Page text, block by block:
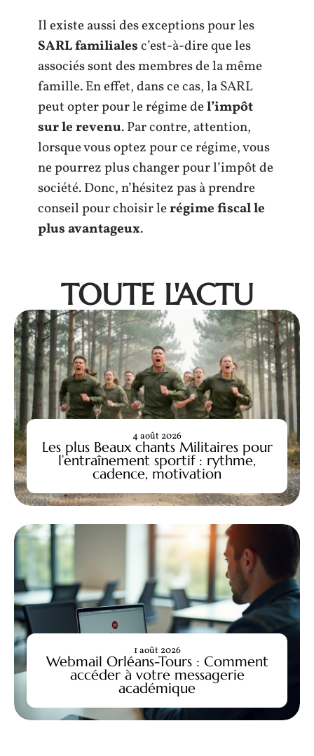
Il existe aussi des exceptions pour les
SARL familialesc’est-à-dire que les
associés sont des membres de la même
famille. En effet, dans ce cas, la SARL
peut opter pour le régime del’impôt
sur le revenu. Par contre, attention,
lorsque vous optez pour ce régime, vous
ne pourrez plus changer pour l’impôt de
société. Donc, n’hésitez pas à prendre
conseil pour choisir lerégime fiscal le
plus avantageux.
TOUTE L'ACTU
Les plus Beaux chants Militaires pour
l’entraînement sportif : rythme,
cadence, motivation
4 août 2026
Webmail Orléans-Tours : Comment
accéder à votre messagerie
académique
1 août 2026